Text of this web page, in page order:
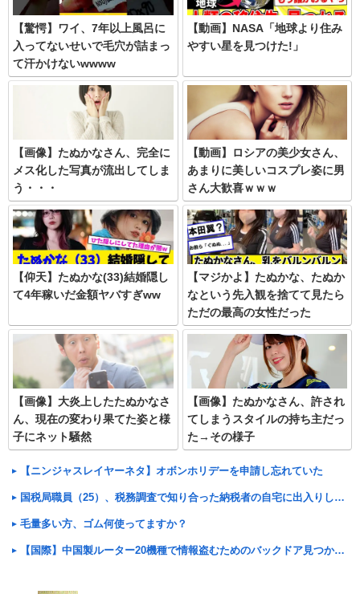
【驚愕】ワイ、7年以上風呂に
入ってないせいで毛穴が詰まっ
て汗かけないwwww
【動画】NASA「地球より住み
やすい星を見つけた!」
【画像】たぬかなさん、完全に
メス化した写真が流出してしま
う・・・
【動画】ロシアの美少女さん、
あまりに美しいコスプレ姿に男
さん大歓喜ｗｗｗ
【仰天】たぬかな(33)結婚隠し
て4年稼いだ金額ヤバすぎww
【マジかよ】たぬかな、たぬか
なという先入観を捨てて見たら
ただの最高の女性だった
【画像】大炎上したたぬかなさ
ん、現在の変わり果てた姿と様
子にネット騒然
【画像】たぬかなさん、許され
てしまうスタイルの持ち主だっ
た→その様子
【ニンジャスレイヤーネタ】オボンホリデーを申請し忘れていた
国税局職員（25）、税務調査で知り合った納税者の自宅に出入りしお小遣い1億5000万円頂戴するwww
毛量多い方、ゴム何使ってますか？
【国際】中国製ルーター20機種で情報盗むためのバックドア見つかる 米セキュリティー会社発表